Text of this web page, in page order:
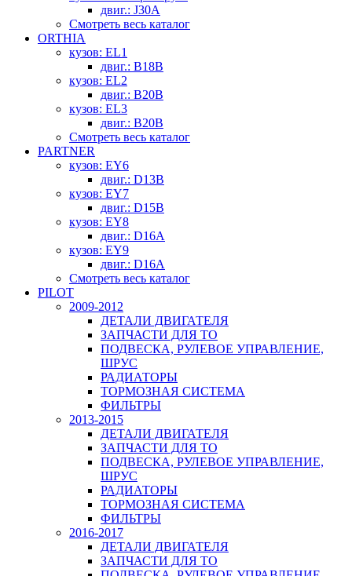
двиг.: J30A
Смотреть весь каталог
ORTHIA
кузов: EL1
двиг.: B18B
кузов: EL2
двиг.: B20B
кузов: EL3
двиг.: B20B
Смотреть весь каталог
PARTNER
кузов: EY6
двиг.: D13B
кузов: EY7
двиг.: D15B
кузов: EY8
двиг.: D16A
кузов: EY9
двиг.: D16A
Смотреть весь каталог
PILOT
2009-2012
ДЕТАЛИ ДВИГАТЕЛЯ
ЗАПЧАСТИ ДЛЯ ТО
ПОДВЕСКА, РУЛЕВОЕ УПРАВЛЕНИЕ,
ШРУС
РАДИАТОРЫ
ТОРМОЗНАЯ СИСТЕМА
ФИЛЬТРЫ
2013-2015
ДЕТАЛИ ДВИГАТЕЛЯ
ЗАПЧАСТИ ДЛЯ ТО
ПОДВЕСКА, РУЛЕВОЕ УПРАВЛЕНИЕ,
ШРУС
РАДИАТОРЫ
ТОРМОЗНАЯ СИСТЕМА
ФИЛЬТРЫ
2016-2017
ДЕТАЛИ ДВИГАТЕЛЯ
ЗАПЧАСТИ ДЛЯ ТО